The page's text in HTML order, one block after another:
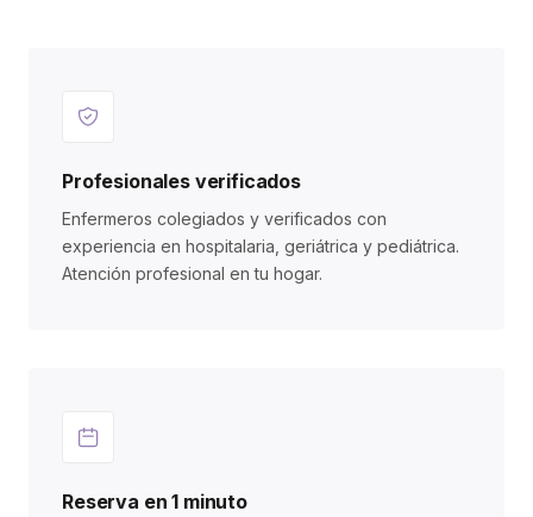
Profesionales verificados
Enfermeros colegiados y verificados con
experiencia en hospitalaria, geriátrica y pediátrica.
Atención profesional en tu hogar.
Reserva en 1 minuto